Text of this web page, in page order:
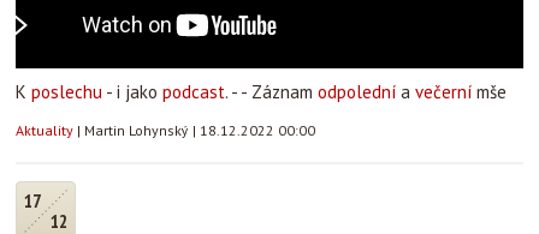
K poslechu - i jako podcast. - - Záznam odpolední a večerní mše
Aktuality | Martin Lohynský | 18.12.2022 00:00
17
12